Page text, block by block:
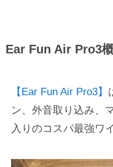
Ear Fun Air Pro3
【Ear Fun Air Pro3】
ン、外音取り込み、
入りのコスパ最強ワ